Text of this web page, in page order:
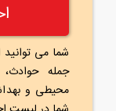
جمله حوادث،
محیطی و